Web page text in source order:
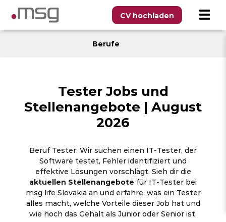
CV hochladen
Berufe
Tester Jobs und
Stellenangebote | August
2026
Beruf Tester: Wir suchen einen IT-Tester, der
Software testet, Fehler identifiziert und
effektive Lösungen vorschlägt. Sieh dir die
aktuellen Stellenangebote für IT-Tester bei
msg life Slovakia an und erfahre, was ein Tester
alles macht, welche Vorteile dieser Job hat und
wie hoch das Gehalt als Junior oder Senior ist.